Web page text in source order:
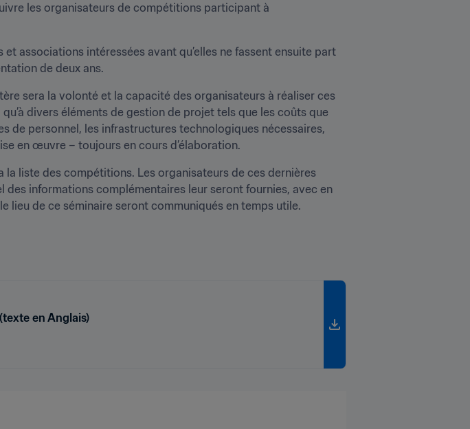
les organisateurs de compétitions participant à
associations intéressées avant qu’elles ne fassent ensuite part
de deux ans.
sera la volonté et la capacité des organisateurs à réaliser ces
divers éléments de gestion de projet tels que les coûts que
de personnel, les infrastructures technologiques nécessaires,
en œuvre – toujours en cours d’élaboration.
liste des compétitions. Les organisateurs de ces dernières
informations complémentaires leur seront fournies, avec en
lieu de ce séminaire seront communiqués en temps utile.
en Anglais)